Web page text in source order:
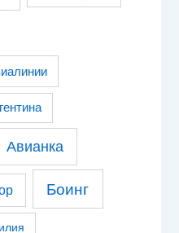
Авианка
Боинг